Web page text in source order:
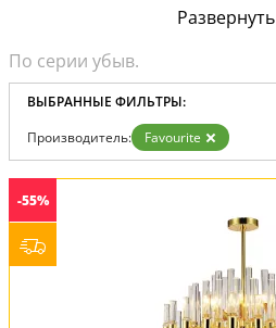
Развернуть
ВЫБРАННЫЕ ФИЛЬТРЫ:
Производитель: Favourite
-55%